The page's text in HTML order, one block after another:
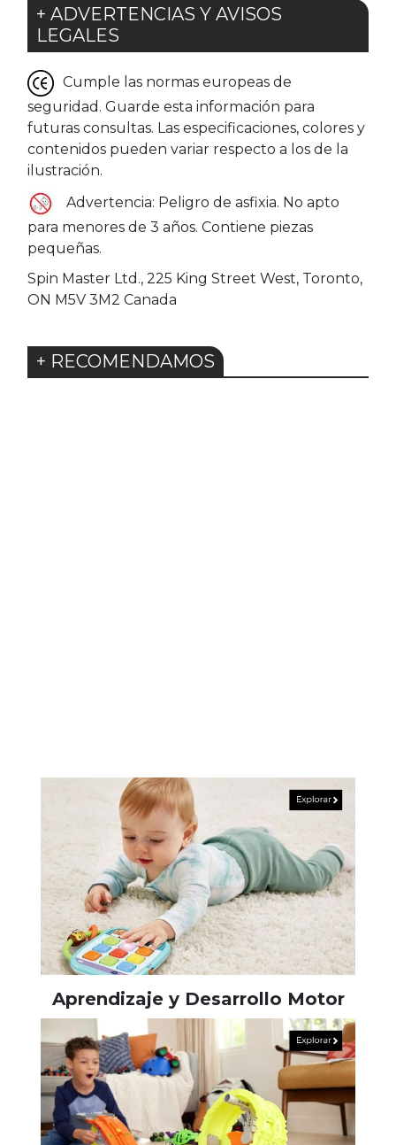
+ ADVERTENCIAS Y AVISOS
LEGALES
Cumple las normas europeas de
seguridad. Guarde esta información para
futuras consultas. Las especificaciones, colores y
contenidos pueden variar respecto a los de la
ilustración.
Advertencia: Peligro de asfixia. No apto
para menores de 3 años. Contiene piezas
pequeñas.
Spin Master Ltd., 225 King Street West, Toronto,
ON M5V 3M2 Canada
+ RECOMENDAMOS
Aprendizaje y Desarrollo Motor